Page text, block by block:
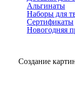
Альгинаты
Наборы для
Сертификаты
Новогодняя
Создание